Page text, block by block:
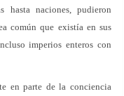
hasta naciones, pudieron
común que existía en sus
imperios enteros con
en parte de la conciencia